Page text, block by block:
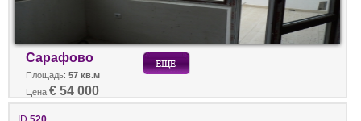
Сарафово
Площадь: 57 кв.м
Цена € 54 000
ID 520